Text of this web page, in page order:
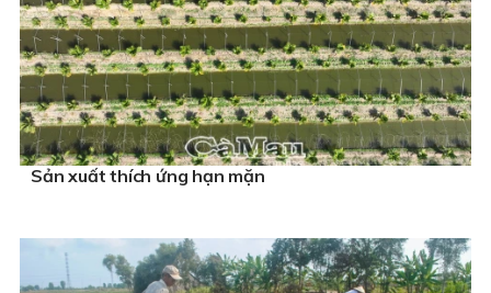
Sản xuất thích ứng hạn mặn